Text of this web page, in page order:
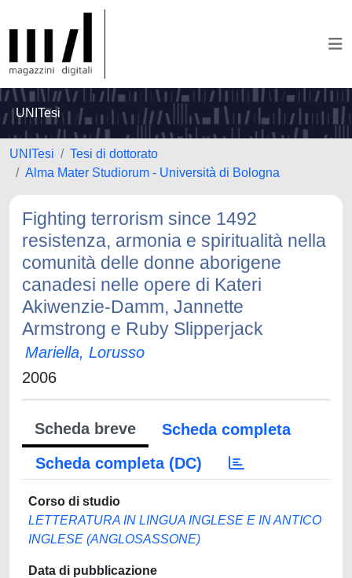
UNITesi
UNITesi
Tesi di dottorato
Alma Mater Studiorum - Università di Bologna
Fighting terrorism since 1492
resistenza, armonia e spiritualità nella
comunità delle donne aborigene
canadesi nelle opere di Kateri
Akiwenzie-Damm, Jannette
Armstrong e Ruby Slipperjack
Mariella, Lorusso
2006
Scheda breve
Scheda completa
Scheda completa (DC)
Corso di studio
LETTERATURA IN LINGUA INGLESE E IN ANTICO
INGLESE (ANGLOSASSONE)
Data di pubblicazione